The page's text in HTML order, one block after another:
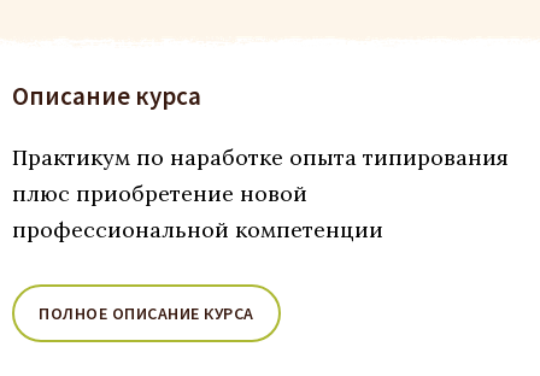
Описание курса
Практикум по наработке опыта типирования
плюс приобретение новой
профессиональной компетенции
ПОЛНОЕ ОПИСАНИЕ КУРСА